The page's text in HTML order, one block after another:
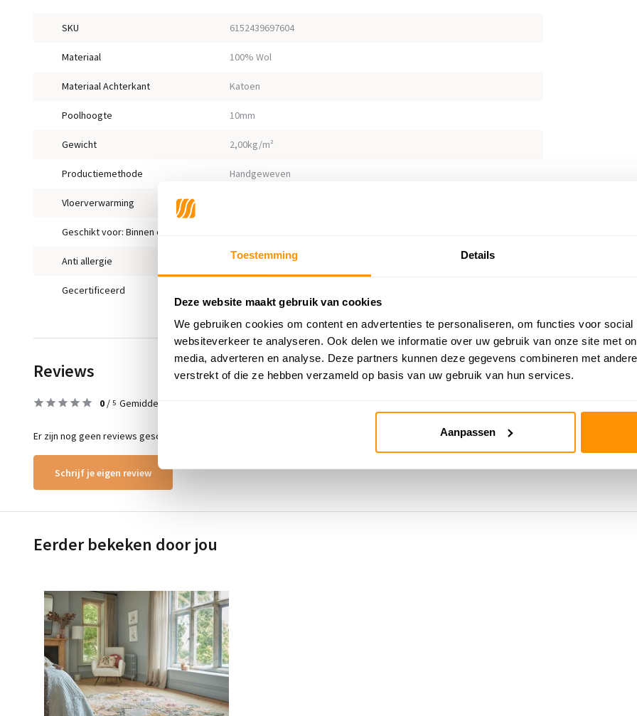
Toestemming Details
Deze website maakt gebruik van cookies
We gebruiken cookies om content en advertenties te personaliseren, om functies voor
websiteverkeer te analyseren. Ook delen we informatie over uw gebruik van onze site met
media, adverteren en analyse. Deze partners kunnen deze gegevens combineren met
verstrekt of die ze hebben verzameld op basis van uw gebruik van hun services.
Aanpassen
SKU 6152439697604
Materiaal 100% Wol
Materiaal Achterkant Katoen
Poolhoogte 10mm
Gewicht 2,00kg/m²
Productiemethode Handgeweven
Vloerverwarming
Geschikt voor: Binnen of buiten?
Anti allergie Nee
Gecertificeerd
Reviews
0 / 5 Gemiddelde uit 0 beoordelingen
Er zijn nog geen reviews geschreven over dit product..
Schrijf je eigen review
Eerder bekeken door jou